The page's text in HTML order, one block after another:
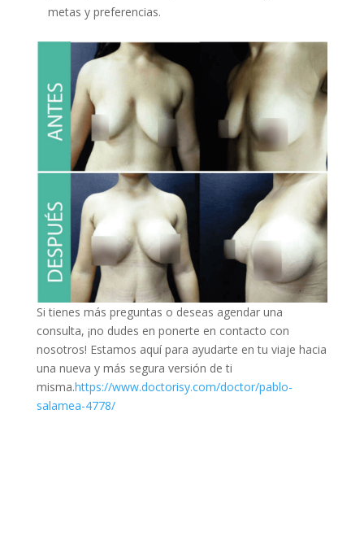
metas y preferencias.
Si tienes más preguntas o deseas agendar una
consulta, ¡no dudes en ponerte en contacto con
nosotros! Estamos aquí para ayudarte en tu viaje hacia
una nueva y más segura versión de ti
misma.https://www.doctorisy.com/doctor/pablo-
salamea-4778/